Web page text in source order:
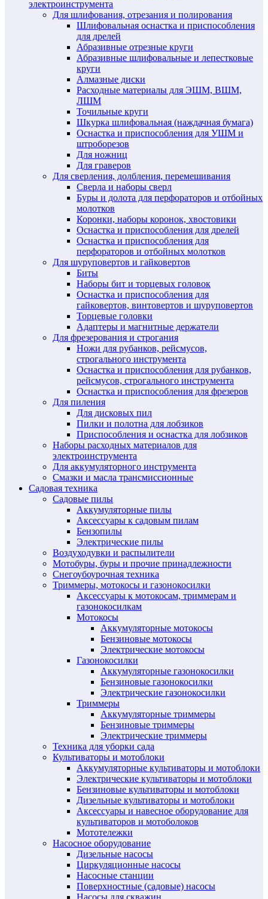
электроинструмента
Для шлифования, отрезания и полирования
Шлифовальная оснастка и приспособления
для дрелей
Абразивные отрезные круги
Абразивные шлифовальные и лепестковые
круги
Алмазные диски
Расходные материалы для ЭШМ, ВШМ,
ЛШМ
Точильные круги
Шкурка шлифовальная (наждачная бумага)
Оснастка и приспособления для УШМ и
штроборезов
Для ножниц
Для граверов
Для сверления, долбления, перемешивания
Сверла и наборы сверл
Буры и долота для перфораторов и отбойных
молотков
Коронки, наборы коронок, хвостовики
Оснастка и приспособления для дрелей
Оснастка и приспособления для
перфораторов и отбойных молотков
Для шуруповертов и гайковертов
Биты
Наборы бит и торцевых головок
Оснастка и приспособления для
гайковертов, винтовертов и шуруповертов
Торцевые головки
Адаптеры и магнитные держатели
Для фрезерования и строгания
Ножи для рубанков, рейсмусов,
строгального инструмента
Оснастка и приспособления для рубанков,
рейсмусов, строгального инструмента
Оснастка и приспособления для фрезеров
Для пиления
Для дисковых пил
Пилки и полотна для лобзиков
Приспособления и оснастка для лобзиков
Наборы расходных материалов для
электроинструмента
Для аккумуляторного инструмента
Смазки и масла трансмиссионные
Садовая техника
Садовые пилы
Аккумуляторные пилы
Аксессуары к садовым пилам
Бензопилы
Электрические пилы
Воздуходувки и распылители
Мотобуры, буры и прочие принадлежности
Снегоубоурочная техника
Триммеры, мотокосы и газонокосилки
Аксессуары к мотокосам, триммерам и
газонокосилкам
Мотокосы
Аккумуляторные мотокосы
Бензиновые мотокосы
Электрические мотокосы
Газонокосилки
Аккумуляторные газонокосилки
Бензиновые газонокосилки
Электрические газонокосилки
Триммеры
Аккумуляторные триммеры
Бензиновые триммеры
Электрические триммеры
Техника для уборки сада
Культиваторы и мотоблоки
Аккумуляторные культиваторы и мотоблоки
Электрические культиваторы и мотоблоки
Бензиновые культиваторы и мотоблоки
Дизельные культиваторы и мотоблоки
Аксессуары и навесное оборудование для
культиваторов и мотоболоков
Мототележки
Насосное оборудование
Дизельные насосы
Циркуляционные насосы
Насосные станции
Поверхностные (садовые) насосы